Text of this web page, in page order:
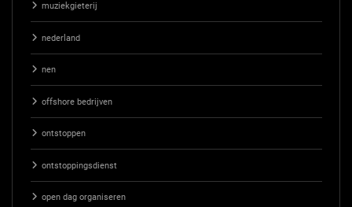
muziekgieterij
nederland
nen
offshore bedrijven
ontstoppen
ontstoppingsdienst
open dag organiseren